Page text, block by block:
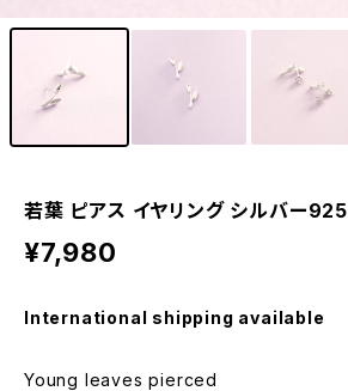
若葉 ピアス イヤリング シルバー925
¥7,980
International shipping available
Young leaves pierced